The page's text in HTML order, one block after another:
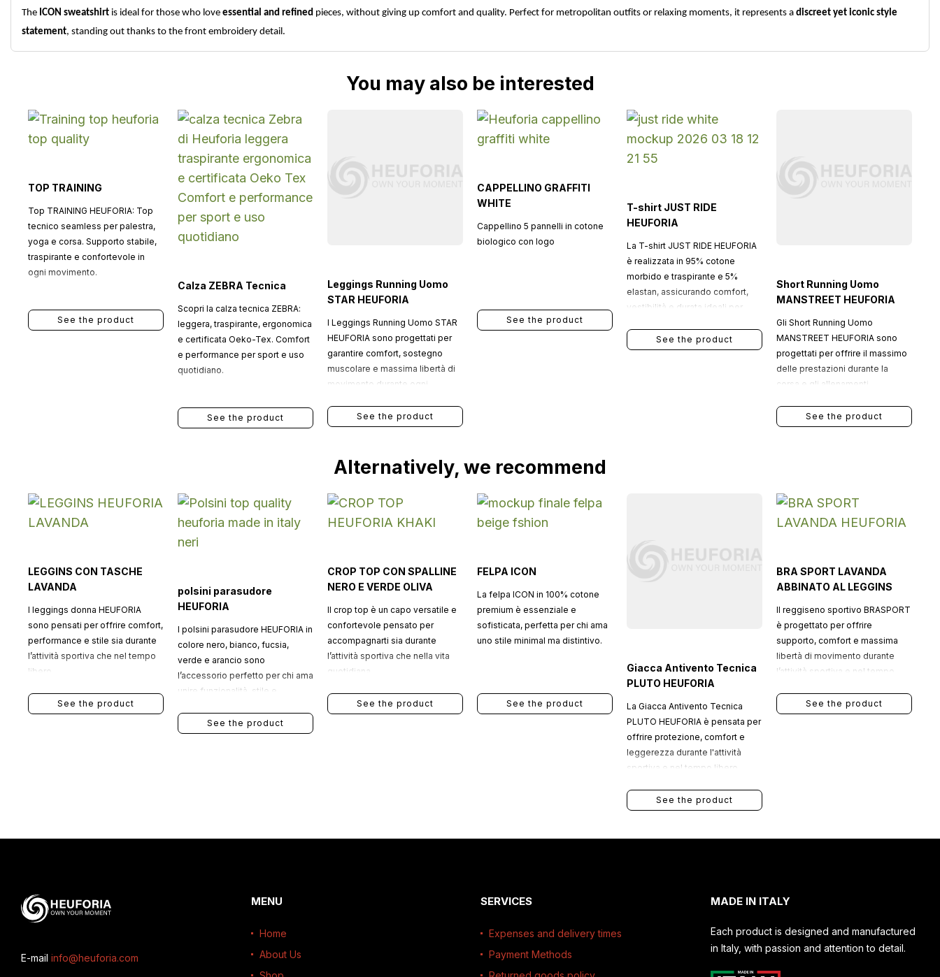
The ICON sweatshirt is ideal for those who love essential and refined pieces, without giving up comfort and quality. Perfect for metropolitan outfits or relaxing moments, it represents a discreet yet iconic style
statement, standing out thanks to the front embroidery detail.
You may also be interested
TOP TRAINING
Top TRAINING HEUFORIA: Top
tecnico seamless per palestra,
yoga e corsa. Supporto stabile,
traspirante e confortevole in
ogni movimento.
See the product
Calza ZEBRA Tecnica
Scopri la calza tecnica ZEBRA:
leggera, traspirante, ergonomica
e certificata Oeko-Tex. Comfort
e performance per sport e uso
quotidiano.
See the product
Leggings Running Uomo
STAR HEUFORIA
I Leggings Running Uomo STAR
HEUFORIA sono progettati per
garantire comfort, sostegno
muscolare e massima libertà di
movimento durante ogni
See the product
CAPPELLINO GRAFFITI
WHITE
Cappellino 5 pannelli in cotone
biologico con logo
See the product
T-shirt JUST RIDE
HEUFORIA
La T-shirt JUST RIDE HEUFORIA
è realizzata in 95% cotone
morbido e traspirante e 5%
elastan, assicurando comfort,
vestibilità e durata ideali per
See the product
Short Running Uomo
MANSTREET HEUFORIA
Gli Short Running Uomo
MANSTREET HEUFORIA sono
progettati per offrire il massimo
delle prestazioni durante la
corsa e gli allenamenti,
traspirabilità e funzionalità in un
unico capo tecnico.
See the product
Alternatively, we recommend
LEGGINS CON TASCHE
LAVANDA
I leggings donna HEUFORIA
sono pensati per offrire comfort,
performance e stile sia durante
l’attività sportiva che nel tempo
libero.
See the product
polsini parasudore
HEUFORIA
I polsini parasudore HEUFORIA in
colore nero, bianco, fucsia,
verde e arancio sono
l’accessorio perfetto per chi ama
unire funzionalità, stile e
morbido cotone, garantiscono
comfort, traspirabilità e una
See the product
CROP TOP CON SPALLINE
NERO E VERDE OLIVA
Il crop top è un capo versatile e
confortevole pensato per
accompagnarti sia durante
l’attività sportiva che nella vita
quotidiana.
See the product
FELPA ICON
La felpa ICON in 100% cotone
premium è essenziale e
sofisticata, perfetta per chi ama
uno stile minimal ma distintivo.
See the product
Giacca Antivento Tecnica
PLUTO HEUFORIA
La Giacca Antivento Tecnica
PLUTO HEUFORIA è pensata per
offrire protezione, comfort e
leggerezza durante l'attività
sportiva e nel tempo libero.
See the product
BRA SPORT LAVANDA
ABBINATO AL LEGGINS
Il reggiseno sportivo BRASPORT
è progettato per offrire
supporto, comfort e massima
libertà di movimento durante
l’attività sportiva e nel tempo
See the product
E-mail info@heuforia.com
MENU
Home
About Us
SERVICES
Expenses and delivery times
Payment Methods
MADE IN ITALY
Each product is designed and manufactured
in Italy, with passion and attention to detail.